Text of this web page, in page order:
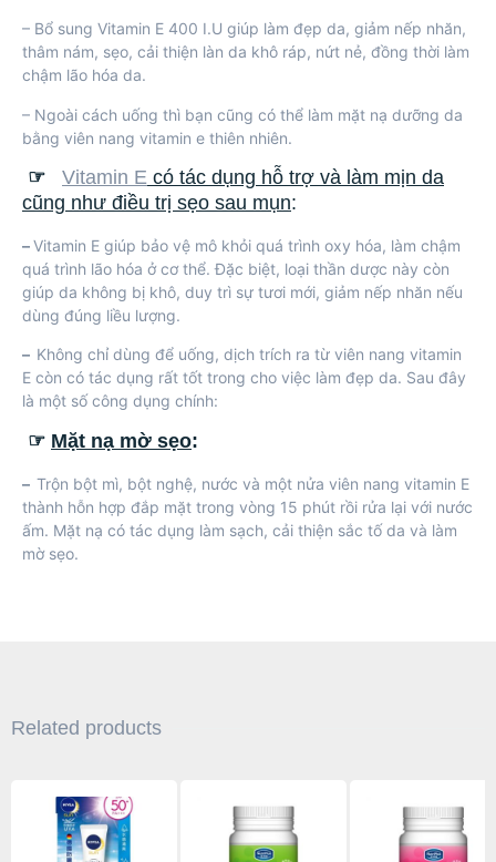
– Bổ sung Vitamin E 400 I.U giúp làm đẹp da, giảm nếp nhăn,
thâm nám, sẹo, cải thiện làn da khô ráp, nứt nẻ, đồng thời làm
chậm lão hóa da.
– Ngoài cách uống thì bạn cũng có thể làm mặt nạ dưỡng da
bằng viên nang vitamin e thiên nhiên.
☞ Vitamin E có tác dụng hỗ trợ và làm mịn da
cũng như điều trị sẹo sau mụn:
–Vitamin E giúp bảo vệ mô khỏi quá trình oxy hóa, làm chậm
quá trình lão hóa ở cơ thể. Đặc biệt, loại thần dược này còn
giúp da không bị khô, duy trì sự tươi mới, giảm nếp nhăn nếu
dùng đúng liều lượng.
– Không chỉ dùng để uống, dịch trích ra từ viên nang vitamin
E còn có tác dụng rất tốt trong cho việc làm đẹp da. Sau đây
là một số công dụng chính:
☞ Mặt nạ mờ sẹo:
– Trộn bột mì, bột nghệ, nước và một nửa viên nang vitamin E
thành hỗn hợp đắp mặt trong vòng 15 phút rồi rửa lại với nước
ấm. Mặt nạ có tác dụng làm sạch, cải thiện sắc tố da và làm
mờ sẹo.
Related products